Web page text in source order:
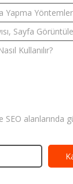
Yapma
Sayfa
Kullanılır?
SEO alanlarında